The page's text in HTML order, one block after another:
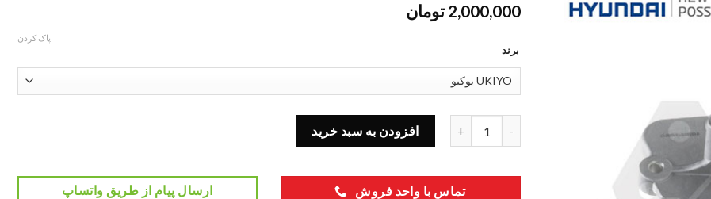
2,000,000 تومان
برند
پاک کردن
واتر پمپ هیوندای سوناتا (YF) 251002G500 عددافزودن به سبد خرید
تماس با واحد فروش ارسال پیام از طریق واتساپ